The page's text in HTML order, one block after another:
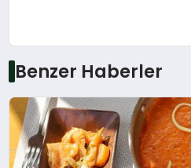
Benzer Haberler